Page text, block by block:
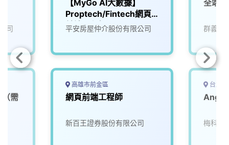
司
需
【MyGo AI大數據】
Proptech/Fintech網頁
前端工程師
平安房屋仲介股份有限公司
高雄市前金區
網頁前端工程師
新百王證券股份有限公司
全端/
群義全
台北
梅科科